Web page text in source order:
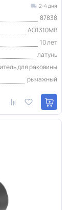
2-4 дня
87838
AQ1310MB
10 лет
латунь
для раковины
рычажный